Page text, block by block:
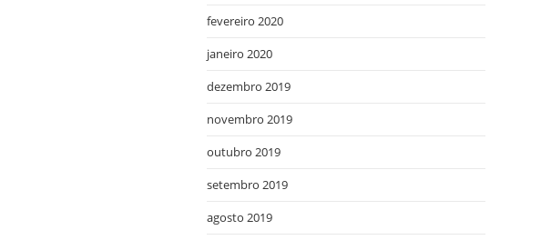
fevereiro 2020
janeiro 2020
dezembro 2019
novembro 2019
outubro 2019
setembro 2019
agosto 2019